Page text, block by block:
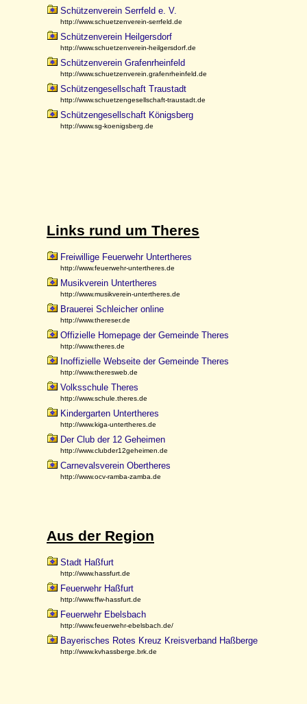
Schützenverein Serrfeld e. V.
http://www.schuetzenverein-serrfeld.de
Schützenverein Heilgersdorf
http://www.schuetzenverein-heilgersdorf.de
Schützenverein Grafenrheinfeld
http://www.schuetzenverein.grafenrheinfeld.de
Schützengesellschaft Traustadt
http://www.schuetzengesellschaft-traustadt.de
Schützengesellschaft Königsberg
http://www.sg-koenigsberg.de
Links rund um Theres
Freiwillige Feuerwehr Untertheres
http://www.feuerwehr-untertheres.de
Musikverein Untertheres
http://www.musikverein-untertheres.de
Brauerei Schleicher online
http://www.thereser.de
Offizielle Homepage der Gemeinde Theres
http://www.theres.de
Inoffizielle Webseite der Gemeinde Theres
http://www.theresweb.de
Volksschule Theres
http://www.schule.theres.de
Kindergarten Untertheres
http://www.kiga-untertheres.de
Der Club der 12 Geheimen
http://www.clubder12geheimen.de
Carnevalsverein Obertheres
http://www.ocv-ramba-zamba.de
Aus der Region
Stadt Haßfurt
http://www.hassfurt.de
Feuerwehr Haßfurt
http://www.ffw-hassfurt.de
Feuerwehr Ebelsbach
http://www.feuerwehr-ebelsbach.de/
Bayerisches Rotes Kreuz Kreisverband Haßberge
http://www.kvhassberge.brk.de